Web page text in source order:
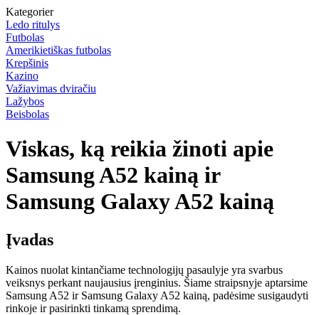
Kategorier
Ledo ritulys
Futbolas
Amerikietiškas futbolas
Krepšinis
Kazino
Važiavimas dviračiu
Lažybos
Beisbolas
Viskas, ką reikia žinoti apie
Samsung A52 kainą ir
Samsung Galaxy A52 kainą
Įvadas
Kainos nuolat kintančiame technologijų pasaulyje yra svarbus
veiksnys perkant naujausius įrenginius. Šiame straipsnyje aptarsime
Samsung A52 ir Samsung Galaxy A52 kainą, padėsime susigaudyti
rinkoje ir pasirinkti tinkamą sprendimą.